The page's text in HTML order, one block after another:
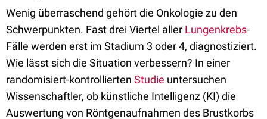
Wenig überraschend gehört die Onkologie zu den
Schwerpunkten. Fast drei Viertel aller Lungenkrebs-
Fälle werden erst im Stadium 3 oder 4, diagnostiziert.
Wie lässt sich die Situation verbessern? In einer
randomisiert-kontrollierten Studie untersuchen
Wissenschaftler, ob künstliche Intelligenz (KI) die
Auswertung von Röntgenaufnahmen des Brustkorbs